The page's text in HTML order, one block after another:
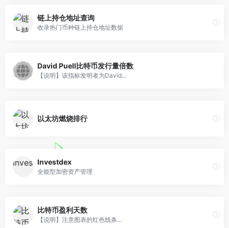
链上持仓地址查询
收录热门币种链上持仓地址数据
David Puell比特币发行量倍数
【说明】该指标发明者为David...
以太坊燃烧排行
Investdex
全能型加密资产管理
比特币盈利天数
【说明】注意图表的红色线条...